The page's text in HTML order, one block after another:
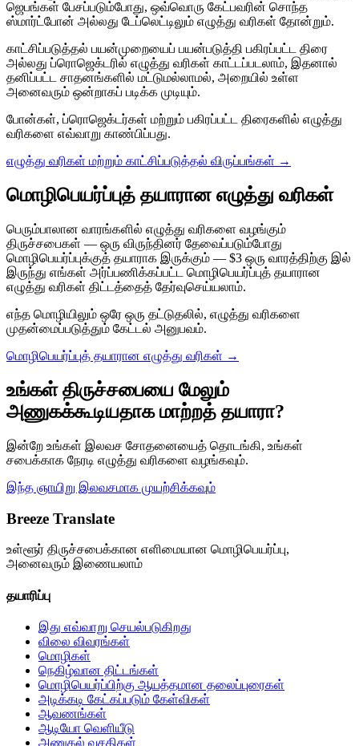
ஜெபங்கள் பேசப்படும்போது, ஒவ்வொரு கேட்பவரின் சொந்த
ஸ்மார்ட்போன் அல்லது டேப்லெட்டிலும் எழுத்து வரிகள் தோன்றும்.
காட்சிப்படுத்தல் பயன்முறையைப் பயன்படுத்தி பகிரப்பட்ட திரை
அல்லது ப்ரொஜெக்டரில் எழுத்து வரிகள் காட்டப்படலாம், இதனால்
தனிப்பட்ட சாதனங்களில் மட்டுமல்லாமல், அறையில் உள்ள
அனைவரும் ஒன்றாகப் படிக்க முடியும்.
போன்கள், ப்ரொஜெக்டர்கள் மற்றும் பகிரப்பட்ட திரைகளில் எழுத்து
வரிகளை எவ்வாறு காண்பிப்பது.
எழுத்து வரிகள் மற்றும் காட்சிப்படுத்தல் விருப்பங்கள் →
மொழிபெயர்ப்புத் தயாரான எழுத்து வரிகள்
பெரும்பாலான வாரங்களில் எழுத்து வரிகளை வழங்கும்
திருச்சபைகள் — ஒரு விருந்தினர் தேவைப்படும்போது
மொழிபெயர்ப்புக்குத் தயாராக இருக்கும் — $3 ஒரு வாரத்திற்கு இல்
இருந்து எங்கள் அர்ப்பணிக்கப்பட்ட மொழிபெயர்ப்புத் தயாரான
எழுத்து வரிகள் திட்டத்தைத் தேர்வுசெய்யலாம்.
எந்த மொழியிலும் ஒரே ஒரு தட்டுதலில், எழுத்து வரிகளை
முதன்மைப்படுத்தும் கேட்டல் அனுபவம்.
மொழிபெயர்ப்புத் தயாரான எழுத்து வரிகள் →
உங்கள் திருச்சபையை மேலும்
அணுகக்கூடியதாக மாற்றத் தயாரா?
இன்றே உங்கள் இலவச சோதனையைத் தொடங்கி, உங்கள்
சபைக்காக நேரடி எழுத்து வரிகளை வழங்கவும்.
இந்த ஞாயிறு இலவசமாக முயற்சிக்கவும்
Breeze Translate
உள்ளூர் திருச்சபைக்கான எளிமையான மொழிபெயர்ப்பு,
அனைவரும் இணையலாம்
தயாரிப்பு
இது எவ்வாறு செயல்படுகிறது
விலை விவரங்கள்
மொழிகள்
நெகிழ்வான திட்டங்கள்
மொழிபெயர்ப்பிற்கு ஆயத்தமான தலைப்புரைகள்
அடிக்கடி கேட்கப்படும் கேள்விகள்
ஆவணங்கள்
ஆடியோ வெளியீடு
அணுகல் வசதிகள்